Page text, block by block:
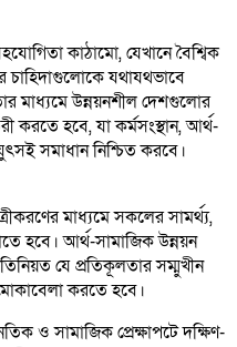
কাঠামো, যেখানে বৈশ্বিক
চাহিদাগুলোকে যথাযথভাবে
মাধ্যমে উন্নয়নশীল দেশগুলোর
করতে হবে, যা কর্মসংস্থান, আর্থ-
সমাধান নিশ্চিত করবে।
মাধ্যমে সকলের সামর্থ্য,
হবে। আর্থ-সামাজিক উন্নয়ন
যে প্রতিকূলতার সম্মুখীন
করতে হবে।
ও সামাজিক প্রেক্ষাপটে দক্ষিণ-